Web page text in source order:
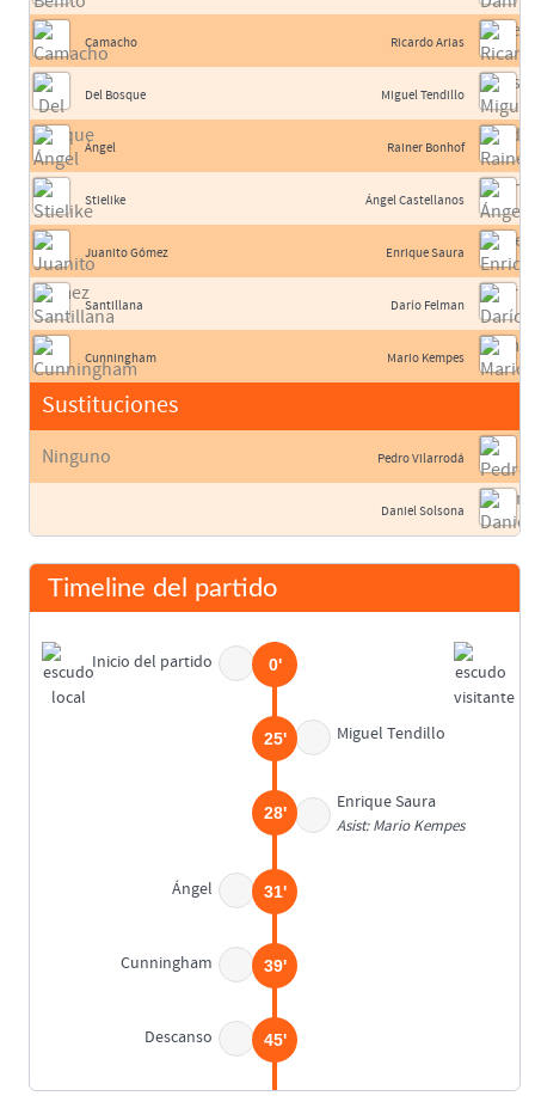
Camacho
Del Bosque
Ángel
Stielike
Juanito Gómez
Santillana
Cunningham
Sustituciones
Ninguno
Ricardo Arias
Miguel Tendillo
Rainer Bonhof
Ángel Castellanos
Enrique Saura
Darío Felman
Mario Kempes
Pedro Vilarrodá
Daniel Solsona
Timeline del partido
Inicio del partido 0'
Miguel Tendillo
25'
Enrique Saura
Asist: Mario Kempes
28'
Ángel 31'
Cunningham 39'
Descanso 45'